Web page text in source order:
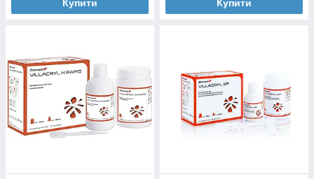
Купити Купити